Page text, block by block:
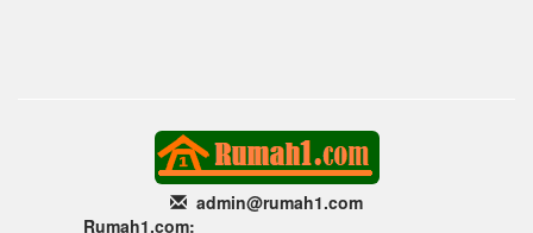
admin@rumah1.com
Rumah1.com: